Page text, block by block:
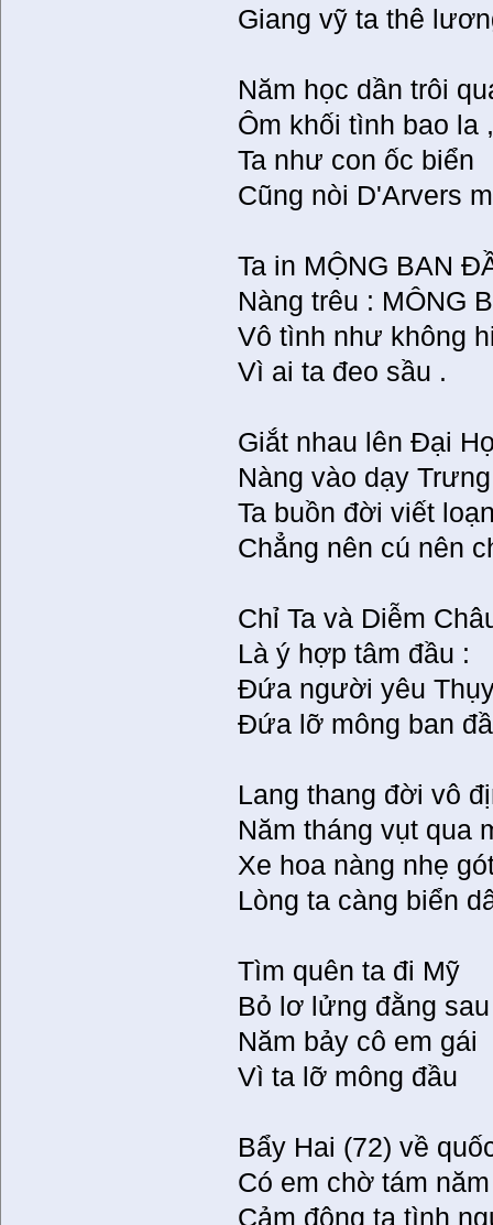
Giang vỹ ta thê
Năm học dần trôi
Ôm khối tình bao la
Ta như con ốc biển
Cũng nòi D'Arvers
Ta in MỘNG BAN
Nàng trêu : MÔNG
Vô tình như không
Vì ai ta đeo sầu .
Giắt nhau lên Đại
Nàng vào dạy
Ta buồn đời viết
Chẳng nên cú nên
Chỉ Ta và Diễm
Là ý hợp tâm đầu :
Đứa người yêu
Đứa lỡ mông ban
Lang thang đời vô
Năm tháng vụt qua
Xe hoa nàng nhẹ
Lòng ta càng biển
Tìm quên ta đi Mỹ
Bỏ lơ lửng đằng sau
Năm bảy cô em gái
Vì ta lỡ mông đầu
Bẩy Hai (72) về
Có em chờ tám
Cảm động ta tình